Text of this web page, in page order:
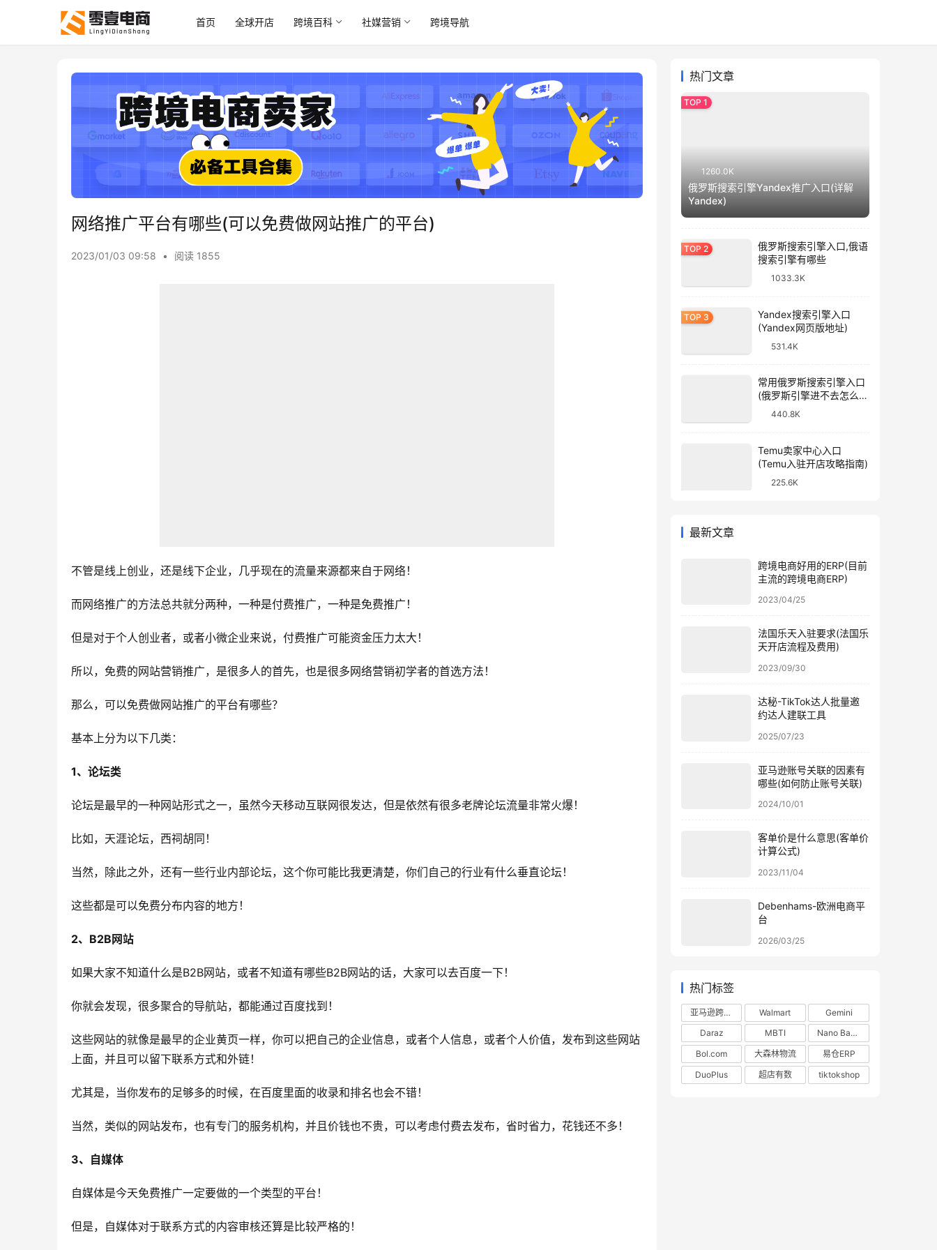
首页 全球开店 跨境百科 社媒营销 跨境导航
网络推广平台有哪些(可以免费做网站推广的平台)
2023/01/03 09:58 • 阅读 1855
不管是线上创业，还是线下企业，几乎现在的流量来源都来自于网络！
而网络推广的方法总共就分两种，一种是付费推广，一种是免费推广！
但是对于个人创业者，或者小微企业来说，付费推广可能资金压力太大！
所以，免费的网站营销推广，是很多人的首先，也是很多网络营销初学者的首选方法！
那么，可以免费做网站推广的平台有哪些？
基本上分为以下几类：
1、论坛类
论坛是最早的一种网站形式之一，虽然今天移动互联网很发达，但是依然有很多老牌论坛流量非常火爆！
比如，天涯论坛，西祠胡同！
当然，除此之外，还有一些行业内部论坛，这个你可能比我更清楚，你们自己的行业有什么垂直论坛！
这些都是可以免费分布内容的地方！
2、B2B网站
如果大家不知道什么是B2B网站，或者不知道有哪些B2B网站的话，大家可以去百度一下！
你就会发现，很多聚合的导航站，都能通过百度找到！
这些网站的就像是最早的企业黄页一样，你可以把自己的企业信息，或者个人信息，或者个人价值，发布到这些网站
上面，并且可以留下联系方式和外链！
尤其是，当你发布的足够多的时候，在百度里面的收录和排名也会不错！
当然，类似的网站发布，也有专门的服务机构，并且价钱也不贵，可以考虑付费去发布，省时省力，花钱还不多！
3、自媒体
自媒体是今天免费推广一定要做的一个类型的平台！
但是，自媒体对于联系方式的内容审核还算是比较严格的！
热门文章
1260.0K
俄罗斯搜索引擎Yandex推广入口(详解
Yandex)
俄罗斯搜索引擎入口,俄语
搜索引擎有哪些
1033.3K
Yandex搜索引擎入口
(Yandex网页版地址)
531.4K
常用俄罗斯搜索引擎入口
(俄罗斯引擎进不去怎么
440.8K
Temu卖家中心入口
(Temu入驻开店攻略指南)
225.6K
最新文章
跨境电商好用的ERP(目前
主流的跨境电商ERP)
2023/04/25
法国乐天入驻要求(法国乐
天开店流程及费用)
2023/09/30
达秘-TikTok达人批量邀
约达人建联工具
2025/07/23
亚马逊账号关联的因素有
哪些(如何防止账号关联)
2024/10/01
客单价是什么意思(客单价
计算公式)
2023/11/04
Debenhams-欧洲电商平
台
2026/03/25
热门标签
亚马逊跨境电商 Walmart
Gemini
Daraz
MBTI
Nano Banana
Bol.com
大森林物流
易仓ERP
DuoPlus
超店有数 tiktokshop